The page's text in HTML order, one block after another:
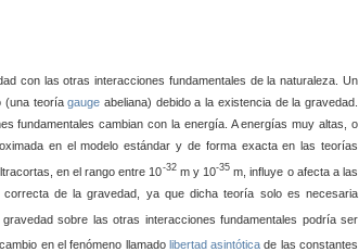
con las otras interacciones fundamentales de la naturaleza. Un
(una teoríagauge abeliana) debido a la existencia de la gravedad.
fundamentales cambian con la energía. A energías muy altas, o
en el modelo estándar y de forma exacta en las teorías
en el rango entre 10-32m y 10-35 m, influye o afecta a las
de la gravedad, ya que dicha teoría solo es necesaria
sobre las otras interacciones fundamentales podría ser
en el fenómeno llamado libertad asintótica de las constantes